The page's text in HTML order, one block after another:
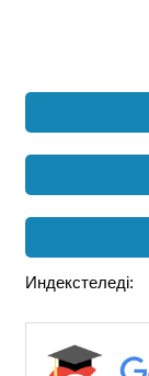
Индекстеледі: